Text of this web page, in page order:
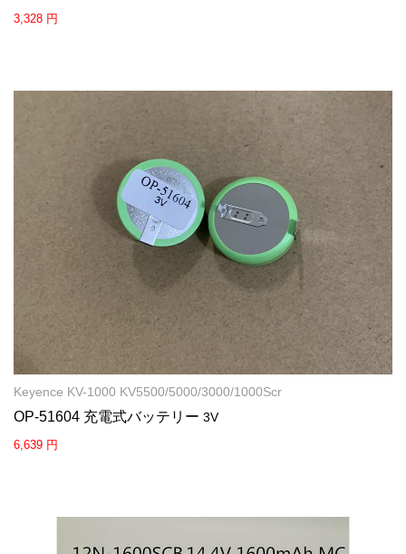
3,328 円
Keyence KV-1000 KV5500/5000/3000/1000Scr
OP-51604 充電式バッテリー 3V
6,639 円